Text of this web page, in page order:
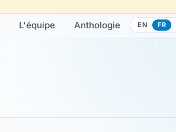
L'équipe Anthologie EN FR